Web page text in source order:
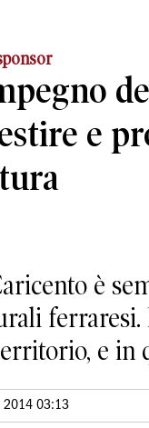
e
è
ferraresi.
e in
2014 03:13